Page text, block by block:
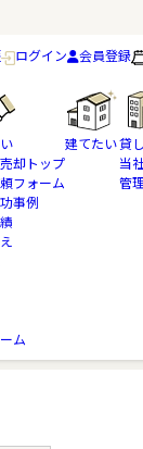
ログイン 会員登録
却トップ
フォーム
事例
ム
建てたい貸
当
管